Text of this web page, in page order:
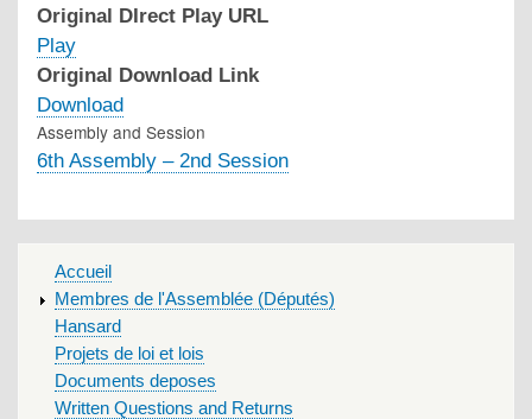
Original DIrect Play URL
Play
Original Download Link
Download
Assembly and Session
6th Assembly – 2nd Session
MAIN
MENU
Accueil
Membres de l'Assemblée (Députés)
Hansard
Projets de loi et lois
Documents deposes
Written Questions and Returns